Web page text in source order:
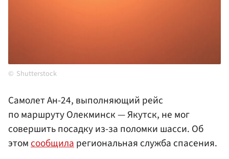
Shutterstock
Самолет Ан-24, выполняющий рейс
по маршруту Олекминск — Якутск, не мог
совершить посадку из-за поломки шасси. Об
этомсообщиларегиональная служба спасения.